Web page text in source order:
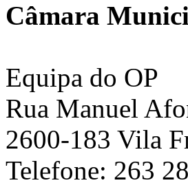
Câmara
Equipa do OP
Rua Manuel
2600-183 Vila
Telefone: 263